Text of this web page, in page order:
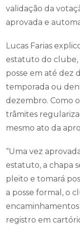
validação da
aprovada e
Lucas Farias
estatuto do clube,
posse em até dez
temporada ou
dezembro. Como
trâmites
mesmo ato da
“Uma vez
estatuto, a chapa
pleito e tomará
a posse formal, o
encaminhamentos
registro em